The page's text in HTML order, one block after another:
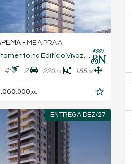
#389
- MEIA PRAIA
4 2 220,00 185,00
00
ENTREGA DEZ/27